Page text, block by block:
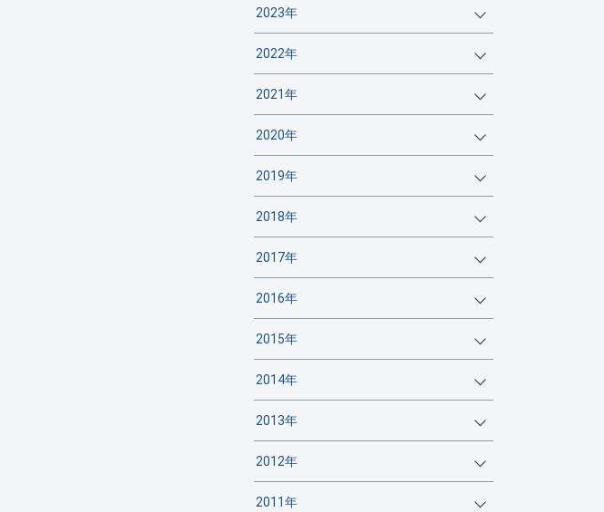
2023年
2022年
2021年
2020年
2019年
2018年
2017年
2016年
2015年
2014年
2013年
2012年
2011年